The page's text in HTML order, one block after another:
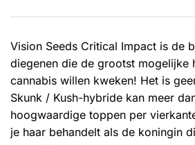
Vision Seeds Critical Impact is de
diegenen die de grootst mogelijke
cannabis willen kweken! Het is
Skunk / Kush-hybride kan meer
hoogwaardige toppen per
je haar behandelt als de koningin